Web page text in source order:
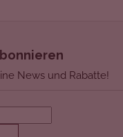
News und Rabatte!